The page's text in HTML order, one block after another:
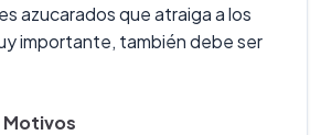
azucarados que atraiga a los
importante, también debe ser
Motivos